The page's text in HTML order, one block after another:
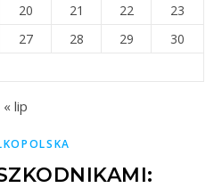
20 21 22
23
27 28 29
30
« lip